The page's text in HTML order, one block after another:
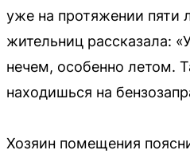
уже на протяжении пяти
жительниц рассказала:
нечем, особенно летом.
находишься на
Хозяин помещения